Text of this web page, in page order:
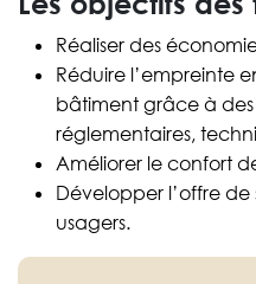
Réaliser des
Réduire l’empreinte
bâtiment grâce à des
réglementaires,
Améliorer le confort
Développer l’offre
usagers.